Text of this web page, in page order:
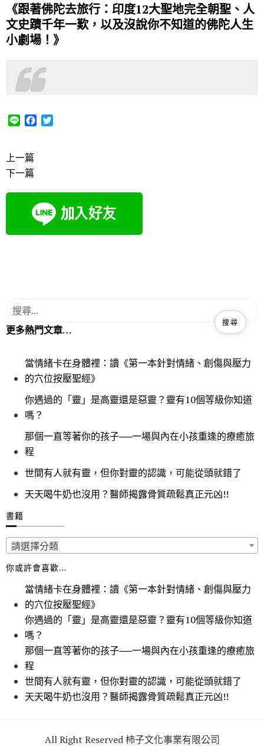
《跟著佛陀去旅行：印度12大聖地完全朝聖、人
文史蹟千年一歎，以及沒說你不知道的佛陀人生
小劇場！》
L
e
F
o
k
r
上一篇
下一篇
更多熱門文章…
當情緒卡在身體裡：讀《第一本針對情緒、創傷與壓力
的穴位按壓聖經》
你遇過的「靈」是高靈還是惡靈？靈有10個等級你知道
嗎？
那個一直等著你的孩子──一場與內在小孩重逢的療癒旅
程
世間有人就有靈，但你對靈的認識，可能從頭就錯了
天天喝牛奶也沒用？醫師揭露骨質疏鬆真正元凶!!
書籍
請選擇分類
你或許會喜歡…
當情緒卡在身體裡：讀《第一本針對情緒、創傷與壓力
的穴位按壓聖經》
你遇過的「靈」是高靈還是惡靈？靈有10個等級你知道
嗎？
那個一直等著你的孩子──一場與內在小孩重逢的療癒旅
程
世間有人就有靈，但你對靈的認識，可能從頭就錯了
天天喝牛奶也沒用？醫師揭露骨質疏鬆真正元凶!!
All Right Reserved 柿子文化事業有限公司